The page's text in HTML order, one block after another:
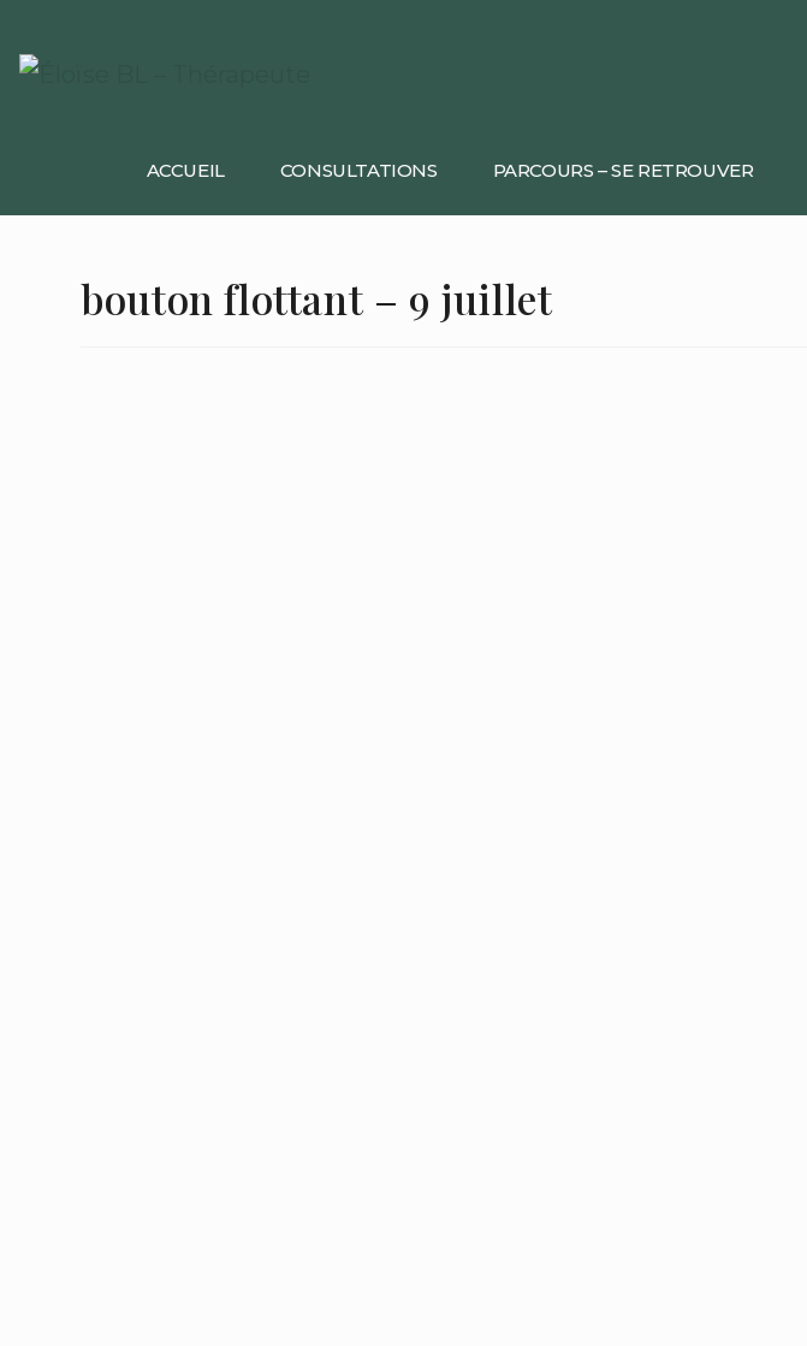
ACCUEIL CONSULTATIONS PARCOURS – SE RETROUVER
bouton flottant – 9 juillet